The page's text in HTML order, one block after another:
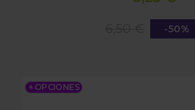
-50%
+ OPCIONES
3DS YODA